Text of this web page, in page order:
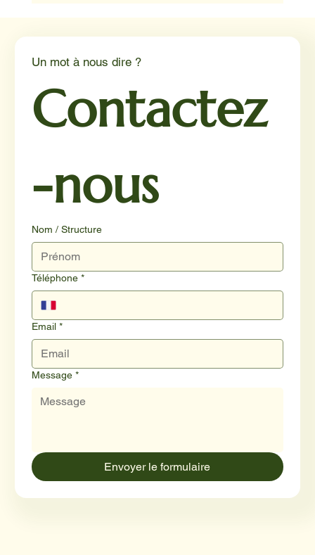
Un mot à nous dire ?
Contactez
-nous
Nom / Structure
Téléphone *
Email *
Message *
Envoyer le formulaire